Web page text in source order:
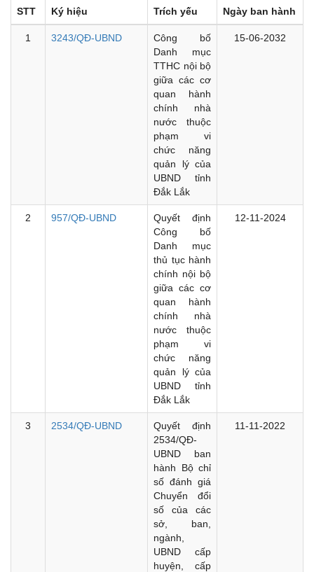
STT Ký hiệu Trích yếu Ngày ban hành
1 3243/QĐ-UBND
Công bố
Danh mục
TTHC nội bộ
giữa các cơ
quan hành
chính nhà
nước thuộc
phạm vi
chức năng
quản lý của
UBND tỉnh
Đắk Lắk
15-06-2032
2 957/QĐ-UBND
Quyết định
Công bố
Danh mục
thủ tục hành
chính nội bộ
giữa các cơ
quan hành
chính nhà
nước thuộc
phạm vi
chức năng
quản lý của
UBND tỉnh
Đắk Lắk
12-11-2024
3 2534/QĐ-UBND
Quyết định
2534/QĐ-
UBND ban
hành Bộ chỉ
số đánh giá
Chuyển đổi
số của các
sở, ban,
ngành,
UBND cấp
huyện, cấp
11-11-2022